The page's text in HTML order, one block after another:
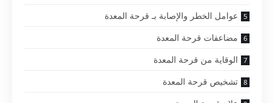
عوامل الخطر والإصابة بـ قرحة المعدة
مضاعفات قرحة المعدة
الوقاية من قرحة المعدة
تشخيص قرحة المعدة